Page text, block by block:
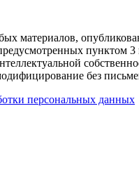
материалов,
пунктом 3
без
персональных данных